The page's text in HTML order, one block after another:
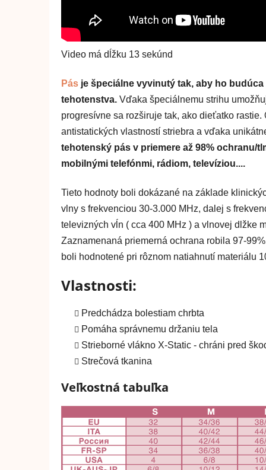
Video má dĺžku 13 sekúnd
Pás je špeciálne vyvinutý tak, aby ho
tehotenstva. Vďaka špeciálnemu strihu
progresívne sa rozširuje tak, ako dieťatko
antistatických vlastností striebra a vďaka
tehotenský pás v priemere až 98% ochranu/
mobilnými telefónmi, rádiom, televíziou....
Tieto hodnoty boli dokázané na základe
vlny s frekvenciou 30-3.000 MHz, dalej s
televizných vĺn ( cca 400 MHz ) a vlnovej dlžke
Zaznamenaná priemerná ochrana robila 97-
boli hodnotené pri rôznom natiahnutí materiálu
Vlastnosti:
Predchádza bolestiam chrbta
Pomáha správnemu držaniu tela
Strieborné vlákno X-Static - chráni pred
Strečová tkanina
Veľkostná tabuľka